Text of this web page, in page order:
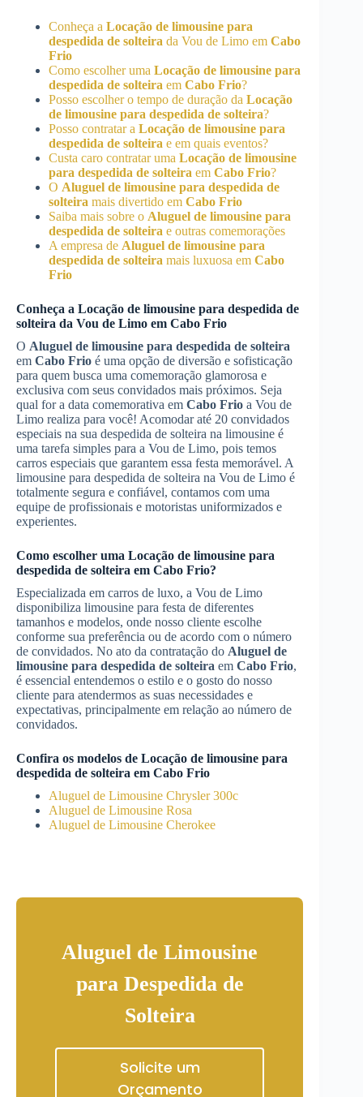
Conheça a Locação de limousine para
despedida de solteira da Vou de Limo em Cabo
Frio
Como escolher uma Locação de limousine para
despedida de solteira em Cabo Frio?
Posso escolher o tempo de duração da Locação
de limousine para despedida de solteira?
Posso contratar a Locação de limousine para
despedida de solteira e em quais eventos?
Custa caro contratar uma Locação de limousine
para despedida de solteira em Cabo Frio?
O Aluguel de limousine para despedida de
solteira mais divertido em Cabo Frio
Saiba mais sobre o Aluguel de limousine para
despedida de solteira e outras comemorações
A empresa de Aluguel de limousine para
despedida de solteira mais luxuosa em Cabo
Frio
Conheça a Locação de limousine para despedida de
solteira da Vou de Limo em Cabo Frio
O Aluguel de limousine para despedida de solteira
em Cabo Frio é uma opção de diversão e sofisticação
para quem busca uma comemoração glamorosa e
exclusiva com seus convidados mais próximos. Seja
qual for a data comemorativa em Cabo Frio a Vou de
Limo realiza para você! Acomodar até 20 convidados
especiais na sua despedida de solteira na limousine é
uma tarefa simples para a Vou de Limo, pois temos
carros especiais que garantem essa festa memorável. A
limousine para despedida de solteira na Vou de Limo é
totalmente segura e confiável, contamos com uma
equipe de profissionais e motoristas uniformizados e
experientes.
Como escolher uma Locação de limousine para
despedida de solteira em Cabo Frio?
Especializada em carros de luxo, a Vou de Limo
disponibiliza limousine para festa de diferentes
tamanhos e modelos, onde nosso cliente escolhe
conforme sua preferência ou de acordo com o número
de convidados. No ato da contratação do Aluguel de
limousine para despedida de solteira em Cabo Frio,
é essencial entendemos o estilo e o gosto do nosso
cliente para atendermos as suas necessidades e
expectativas, principalmente em relação ao número de
convidados.
Confira os modelos de Locação de limousine para
despedida de solteira em Cabo Frio
Aluguel de Limousine Chrysler 300c
Aluguel de Limousine Rosa
Aluguel de Limousine Cherokee
Aluguel de Limousine
para Despedida de
Solteira
Solicite um
Orçamento